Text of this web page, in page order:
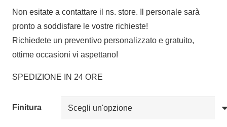
prezzo:
da
€25,00
a
Non esitate a contattare il ns. store. Il personale sarà
pronto a soddisfare le vostre richieste!
Richiedete un preventivo personalizzato e gratuito,
ottime occasioni vi aspettano!
SPEDIZIONE IN 24 ORE
Finitura